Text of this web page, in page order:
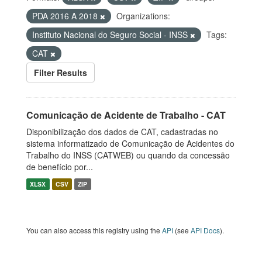
PDA 2016 A 2018
Organizations:
Instituto Nacional do Seguro Social - INSS
Tags:
CAT
Filter Results
Comunicação de Acidente de Trabalho - CAT
Disponibilização dos dados de CAT, cadastradas no
sistema informatizado de Comunicação de Acidentes do
Trabalho do INSS (CATWEB) ou quando da concessão
de benefício por...
XLSX CSV ZIP
You can also access this registry using the API (see API Docs).